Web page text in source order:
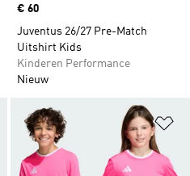
Price
€ 60
Juventus 26/27 Pre-Match
Uitshirt Kids
Kinderen Performance
Nieuw
Op verlanglijst zetten